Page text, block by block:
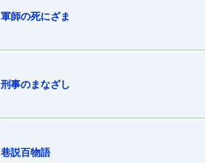
軍師の死にざま
刑事のまなざし
巷説百物語